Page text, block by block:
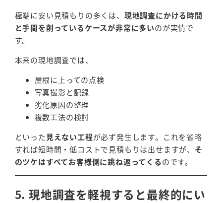
極端に安い見積もりの多くは、 現地調査にかける時間
と手間を削っているケースが非常に多いのが実情で
す。
本来の現地調査では、
屋根に上っての点検
写真撮影と記録
劣化原因の整理
複数工法の検討
といった見えない工程が必ず発生します。これを省略
すれば短時間・低コストで見積もりは出せますが、 そ
のツケはすべてお客様側に跳ね返ってくるのです。
5. 現地調査を軽視すると最終的にい